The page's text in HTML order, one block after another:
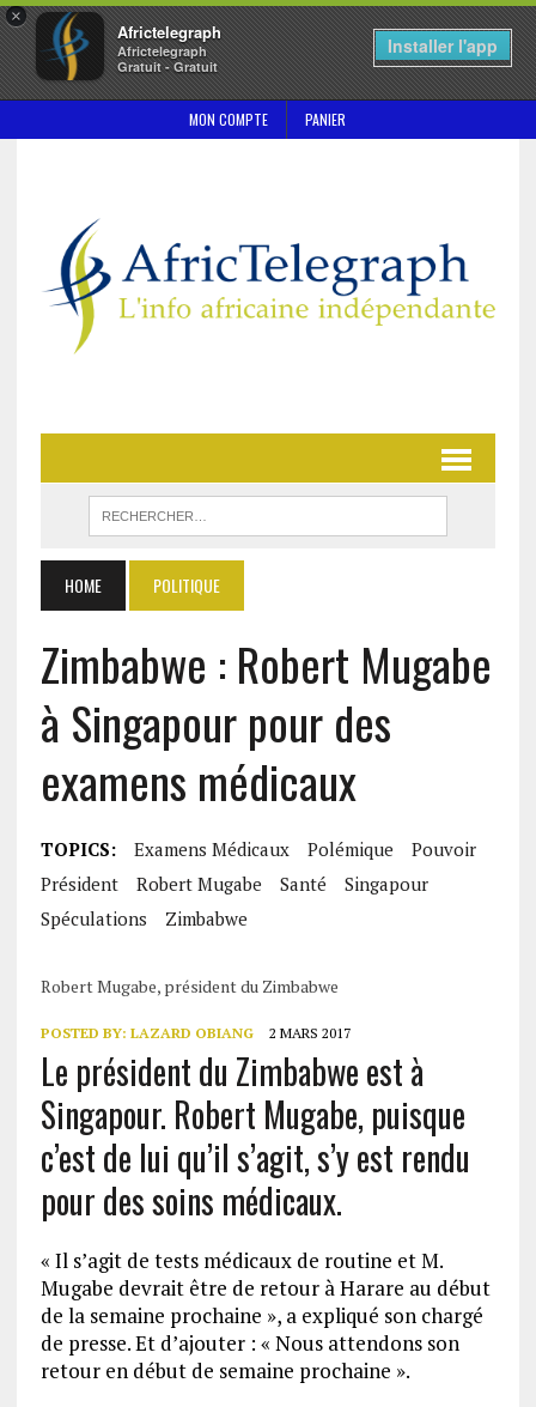
×
Africtelegraph
Africtelegraph
Gratuit - Gratuit
Installer l'app
MON COMPTE PANIER
HOME POLITIQUE
Zimbabwe : Robert Mugabe
à Singapour pour des
examens médicaux
TOPICS: Examens Médicaux Polémique
Pouvoir
Président
Robert Mugabe Santé
Singapour
Spéculations
Zimbabwe
Robert Mugabe, président du Zimbabwe
POSTED BY: LAZARD OBIANG 2 MARS 2017
Le président du Zimbabwe est à
Singapour. Robert Mugabe, puisque
c’est de lui qu’il s’agit, s’y est rendu
pour des soins médicaux.
« Il s’agit de tests médicaux de routine et M.
Mugabe devrait être de retour à Harare au début
de la semaine prochaine », a expliqué son chargé
de presse. Et d’ajouter : « Nous attendons son
retour en début de semaine prochaine ».